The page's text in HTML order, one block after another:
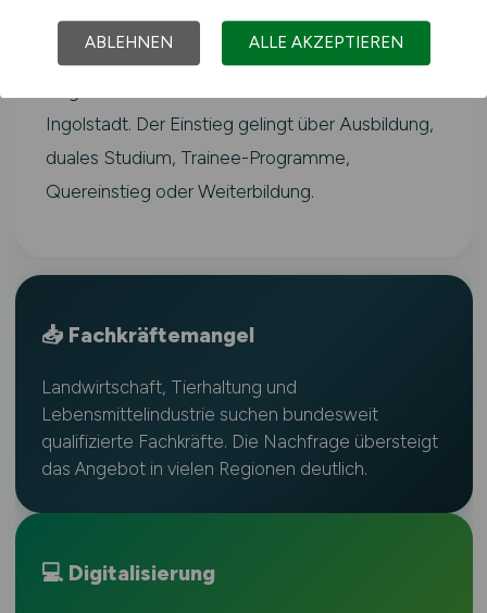
laut Bundesagentur für Arbeit
Ingolstadt. Der Einstieg gelingt über Ausbildung,
duales Studium, Trainee-Programme,
Quereinstieg oder Weiterbildung.
📥 Fachkräftemangel
Landwirtschaft, Tierhaltung und
Lebensmittelindustrie suchen bundesweit
qualifizierte Fachkräfte. Die Nachfrage übersteigt
das Angebot in vielen Regionen deutlich.
💻 Digitalisierung
ABLEHNEN ALLE AKZEPTIEREN